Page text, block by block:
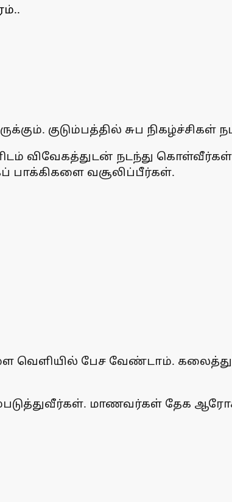
குடும்பத்தில் சுப நிகழ்ச்சிகள்
விவேகத்துடன் நடந்து
பாக்கிகளை வசூலிப்பீர்கள்.
வெளியில் பேச வேண்டாம்.
மாணவர்கள் தேக